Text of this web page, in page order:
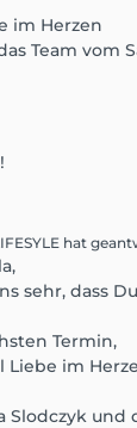
im Herzen
Team vom
hat
sehr, dass
Termin,
Liebe im
Slodczyk und